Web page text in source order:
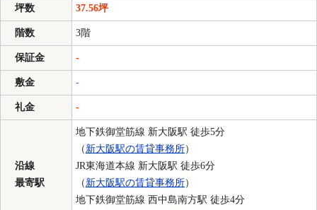
坪数 37.56坪
階数 3階
保証金 -
敷金 -
礼金 -
沿線
最寄駅
地下鉄御堂筋線 新大阪駅 徒歩5分
（ 新大阪駅の賃貸事務所）
JR東海道本線 新大阪駅 徒歩6分
（ 新大阪駅の賃貸事務所）
地下鉄御堂筋線 西中島南方駅 徒歩4分